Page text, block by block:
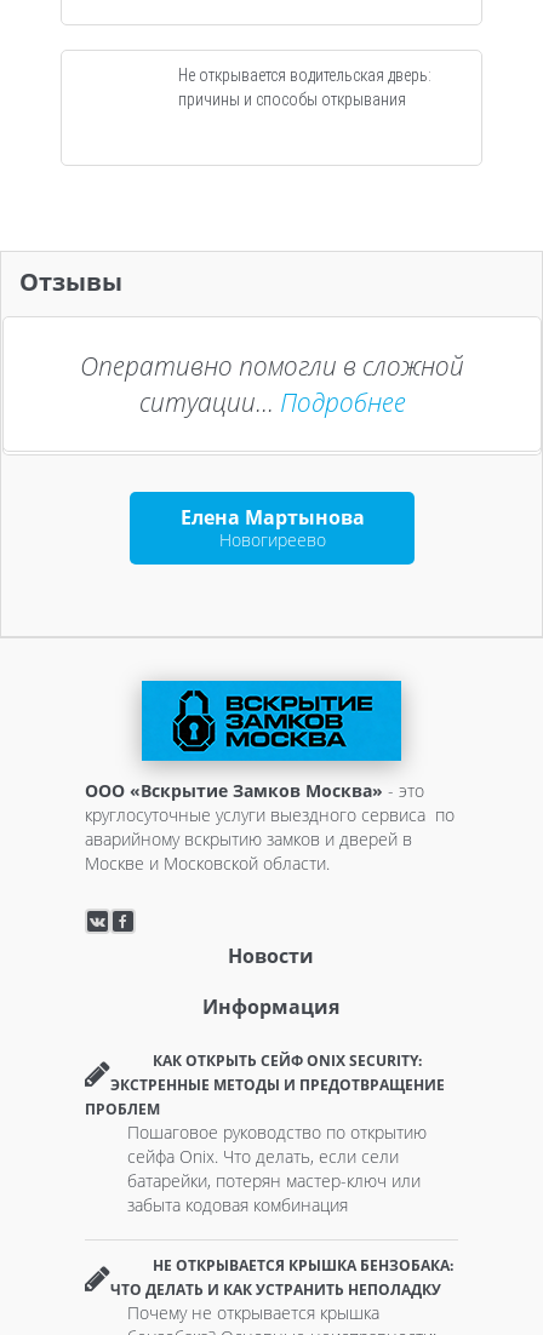
Не открывается водительская дверь:
причины и способы открывания
Отзывы
Оперативно помогли в сложной
ситуации... Подробнее
Елена Мартынова
Новогиреево
ООО «Вскрытие Замков Москва» - это
круглосуточные услуги выездного сервиса по
аварийному вскрытию замков и дверей в
Москве и Московской области.
Новости
Информация
КАК ОТКРЫТЬ СЕЙФ ONIX SECURITY:
ЭКСТРЕННЫЕ МЕТОДЫ И ПРЕДОТВРАЩЕНИЕ
ПРОБЛЕМ
Пошаговое руководство по открытию
сейфа Onix. Что делать, если сели
батарейки, потерян мастер-ключ или
забыта кодовая комбинация
НЕ ОТКРЫВАЕТСЯ КРЫШКА БЕНЗОБАКА:
ЧТО ДЕЛАТЬ И КАК УСТРАНИТЬ НЕПОЛАДКУ
Почему не открывается крышка